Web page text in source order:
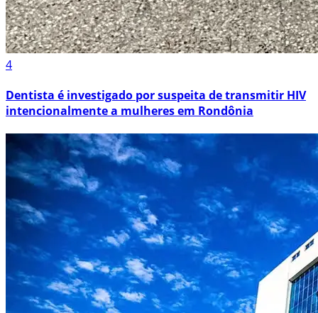
4
Dentista é investigado por suspeita de transmitir HIV
intencionalmente a mulheres em Rondônia